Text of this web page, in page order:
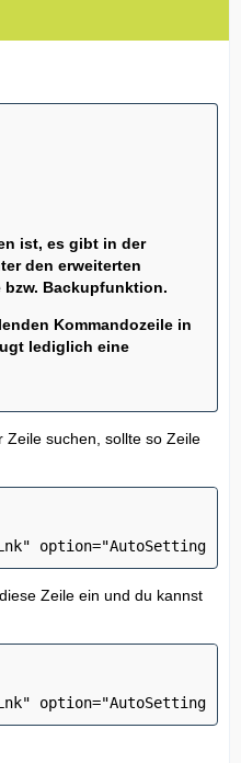
ist, es gibt in der
den erweiterten
bzw. Backupfunktion.
Kommandozeile in
lediglich eine
Zeile suchen, sollte so Zeile
Zeile ein und du kannst